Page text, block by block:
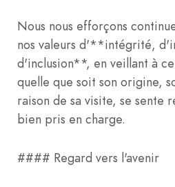
Nous nous efforçons
nos valeurs d'**intégrité,
d'inclusion**, en veillant à
quelle que soit son origine,
raison de sa visite, se sente
bien pris en charge.
#### Regard vers l'avenir